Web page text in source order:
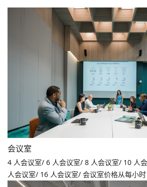
会议室
4 人会议室/ 6 人会议室/ 8 人会议室/ 10 人
人会议室/ 16 人会议室/ 会议室价格从每小